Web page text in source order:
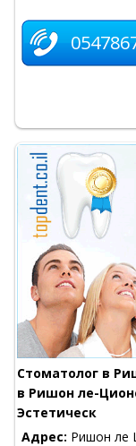
Стоматолог в
в Ришон ле-
Эстетическ
Адрес: Ришон ле